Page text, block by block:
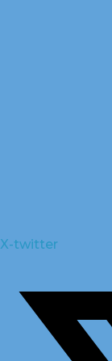
X-twitter